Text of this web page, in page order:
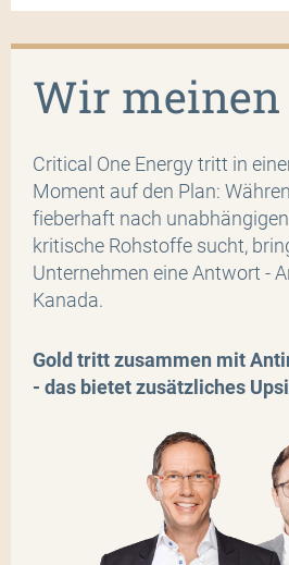
Wir meinen
Critical One Energy tritt in
Moment auf den Plan:
fieberhaft nach
kritische Rohstoffe sucht,
Unternehmen eine Antwort -
Kanada.
Gold tritt zusammen mit
- das bietet zusätzliches